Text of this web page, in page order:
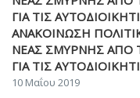
ΑΝΑΚΟΙΝΩΣΗ
ΝΕΑΣ ΣΜΥΡΝΗΣ ΑΠΟ
ΓΙΑ ΤΙΣ
10 Μαΐου 2019